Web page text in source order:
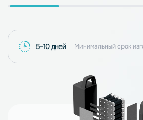
5-10 дней Минимальный срок